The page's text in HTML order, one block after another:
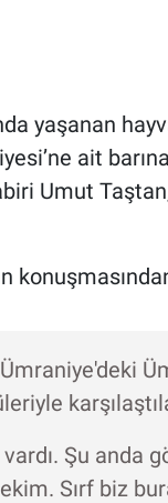
yaşanan
ait
Umut Taştan,
Şu anda
Sırf biz